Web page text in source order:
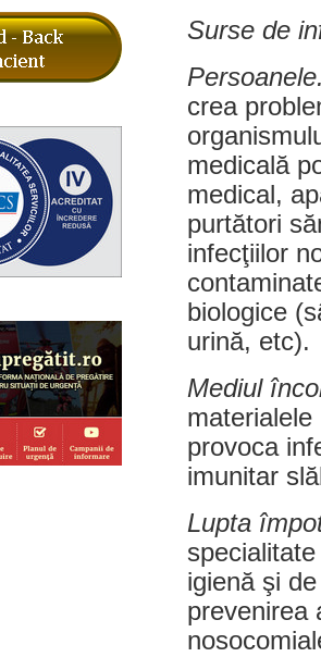
Surse de
crea
medicală
medical,
purtători
infecţiilor
biologice
urină, etc).
Mediul
provoca
imunitar
Lupta
igienă şi
prevenirea